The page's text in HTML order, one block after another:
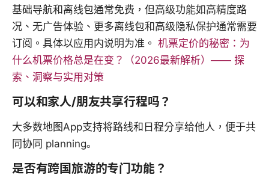
基础导航和离线包通常免费，但高级功能如高精度路
况、无广告体验、更多离线包和高级隐私保护通常需要
订阅。具体以应用内说明为准。 机票定价的秘密：为
什么机票价格总是在变？（2026最新解析）—— 探
索、洞察与实用对策
可以和家人/朋友共享行程吗？
大多数地图App支持将路线和日程分享给他人，便于共
同协同 planning。
是否有跨国旅游的专门功能？